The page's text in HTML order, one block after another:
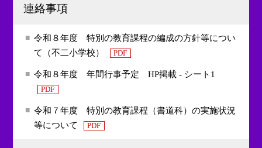
連絡事項
令和８年度 特別の教育課程の編成の方針等につい
て（不二小学校）
PDF
令和８年度 年間行事予定 HP掲載 - シート1
PDF
令和７年度 特別の教育課程（書道科）の実施状況
等について
PDF